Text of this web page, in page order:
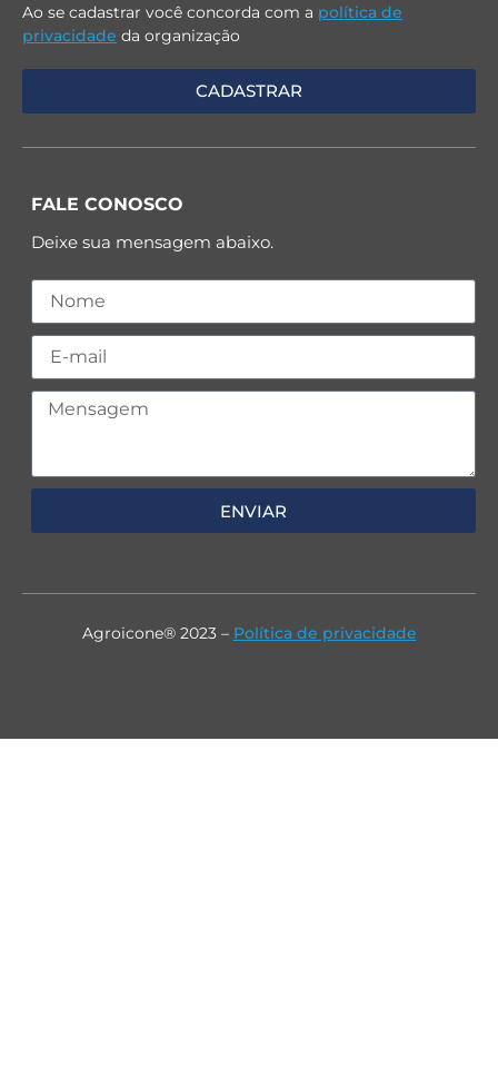
Ao se cadastrar você concorda com a política de
privacidade da organização
FALE CONOSCO
Deixe sua mensagem abaixo.
ENVIAR
Agroicone® 2023 – Política de privacidade